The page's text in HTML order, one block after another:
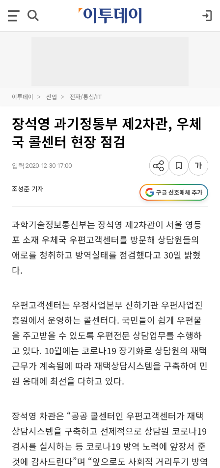
이투데이 산업 전자/통신/IT
장석영 과기정통부 제2차관, 우체
국 콜센터 현장 점검
입력 2020-12-30 17:00
조성준 기자 구글 선호매체 추가
과학기술정보통신부는 장석영 제2차관이 서울 영등
포 소재 우체국 우편고객센터를 방문해 상담원들의
애로를 청취하고 방역실태를 점검했다고 30일 밝혔
다.
우편고객센터는 우정사업본부 산하기관 우편사업진
흥원에서 운영하는 콜센터다. 국민들이 쉽게 우편물
을 주고받을 수 있도록 우편전문 상담업무를 수행하
고 있다. 10월에는 코로나19 장기화로 상담원의 재택
근무가 계속됨에 따라 재택상담시스템을 구축하여 민
원 응대에 최선을 다하고 있다.
장석영 차관은 “공공 콜센터인 우편고객센터가 재택
상담시스템을 구축하고 선제적으로 상담원 코로나19
검사를 실시하는 등 코로나19 방역 노력에 앞장서 준
것에 감사드린다”며 “앞으로도 사회적 거리두기 방역